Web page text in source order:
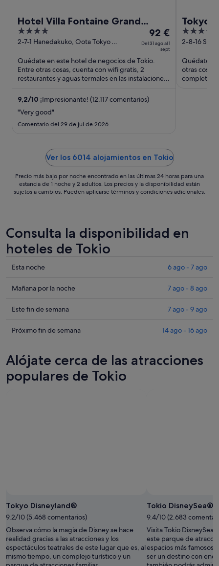
Hotel Villa Fontaine Grand
Haneda Airport - Directly
connected to Haneda Airport
Terminal 3
4
out
5
2-7-1 Hanedakuko, Oota Tokyo
El
precio
de
por
del
sept
92 €
Del 31 ago al 1
sept
Quédate en este hotel de negocios de Tokio.
Entre otras cosas, cuenta con wifi gratis, 2
restaurantes y aguas termales en las instalaciones.
9,2/10 ¡Impresionante! (12.117 comentarios)
"Very good"
Comentario del 29 de jul de 2026
Tokyo
4
out
5
2-8-16
Quédate
otras
completo y
Ver los 6014 alojamientos en Tokio
Precio más bajo por noche encontrado en las últimas 24 horas para una
estancia de 1 noche y 2 adultos. Los precios y la disponibilidad están
sujetos a cambios. Pueden aplicarse términos y condiciones adicionales.
Consulta la disponibilidad en
hoteles de Tokio
Comprueba
precios
Tokio
esta
ago
7
Esta noche 6 ago - 7 ago
Comprueba
precios
Tokio
por
noche,
Mañana por la noche 7 ago - 8 ago
Comprueba
precios
para
fin
Este fin de semana 7 ago - 9 ago
Comprueba
en
Tokio
para
Próximo fin de semana 14 ago - 16 ago
Alójate cerca de las atracciones
populares de Tokio
Tokyo Disneyland®
9.2/10 (5.468 comentarios)
Observa cómo la magia de Disney se hace
realidad gracias a las atracciones y los
espectáculos teatrales de este lugar que es, al
mismo tiempo, un complejo turístico y un
Tokio DisneySea®
9.4/10 (2.683
Visita Tokio
este parque de
espacios más famosos
ser un destino con